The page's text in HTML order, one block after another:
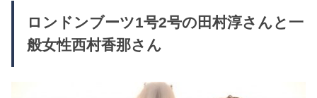
ロンドンブーツ1号2号の田村淳さんと一
般女性西村香那さん